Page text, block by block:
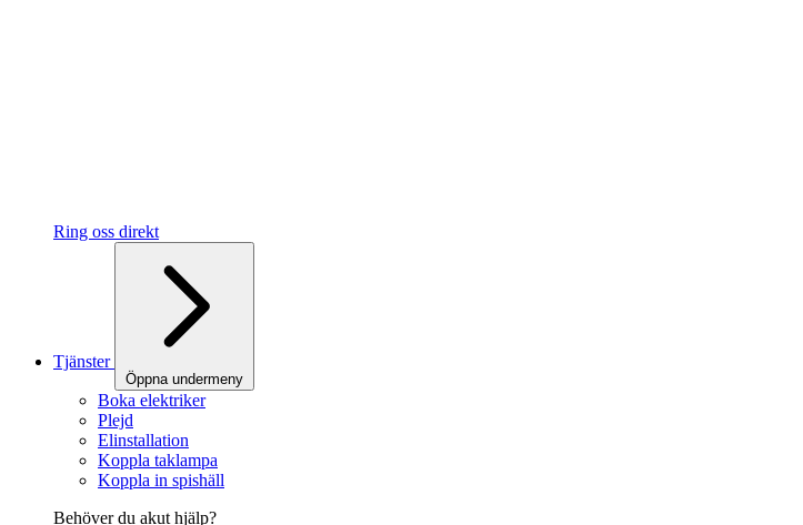
Ring oss direkt
Tjänster
Öppna undermeny
Boka elektriker
Plejd
Elinstallation
Koppla taklampa
Koppla in spishäll
Behöver du akut hjälp?